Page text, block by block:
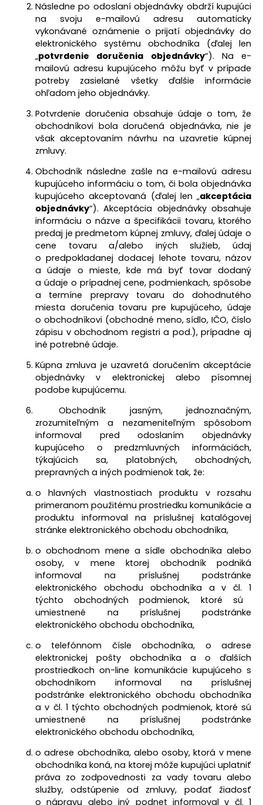
Následne po odoslaní objednávky obdrží kupujúci
na svoju e-mailovú adresu automaticky
vykonávané oznámenie o prijatí objednávky do
elektronického systému obchodníka (ďalej len
„potvrdenie doručenia objednávky“). Na e-
mailovú adresu kupujúceho môžu byť v prípade
potreby zasielané všetky ďalšie informácie
ohľadom jeho objednávky.
Potvrdenie doručenia obsahuje údaje o tom, že
obchodníkovi bola doručená objednávka, nie je
však akceptovaním návrhu na uzavretie kúpnej
zmluvy.
Obchodník následne zašle na e-mailovú adresu
kupujúceho informáciu o tom, či bola objednávka
kupujúceho akceptovaná (ďalej len „akceptácia
objednávky“). Akceptácia objednávky obsahuje
informáciu o názve a špecifikácii tovaru, ktorého
predaj je predmetom kúpnej zmluvy, ďalej údaje o
cene tovaru a/alebo iných služieb, údaj
o predpokladanej dodacej lehote tovaru, názov
a údaje o mieste, kde má byť tovar dodaný
a údaje o prípadnej cene, podmienkach, spôsobe
a termíne prepravy tovaru do dohodnutého
miesta doručenia tovaru pre kupujúceho, údaje
o obchodníkovi (obchodné meno, sídlo, IČO, číslo
zápisu v obchodnom registri a pod.), prípadne aj
iné potrebné údaje.
Kúpna zmluva je uzavretá doručením akceptácie
objednávky v elektronickej alebo písomnej
podobe kupujúcemu.
Obchodník jasným, jednoznačným,
zrozumiteľným a nezameniteľným spôsobom
informoval pred odoslaním objednávky
kupujúceho o predzmluvných informáciách,
týkajúcich sa, platobných, obchodných,
prepravných a iných podmienok tak, že:
o hlavných vlastnostiach produktu v rozsahu
primeranom použitému prostriedku komunikácie a
produktu informoval na príslušnej katalógovej
stránke elektronického obchodu obchodníka,
o obchodnom mene a sídle obchodníka alebo
osoby, v mene ktorej obchodník podniká
informoval na príslušnej podstránke
elektronického obchodu obchodníka a v čl. 1
týchto obchodných podmienok, ktoré sú
umiestnené na príslušnej podstránke
elektronického obchodu obchodníka,
o telefónnom čísle obchodníka, o adrese
elektronickej pošty obchodníka a o ďalších
prostriedkoch on-line komunikácie kupujúceho s
obchodníkom informoval na príslušnej
podstránke elektronického obchodu obchodníka
a v čl. 1 týchto obchodných podmienok, ktoré sú
umiestnené na príslušnej podstránke
elektronického obchodu obchodníka,
o adrese obchodníka, alebo osoby, ktorá v mene
obchodníka koná, na ktorej môže kupujúci uplatniť
práva zo zodpovednosti za vady tovaru alebo
služby, odstúpenie od zmluvy, podať žiadosť
o nápravu alebo iný podnet informoval v čl. 1